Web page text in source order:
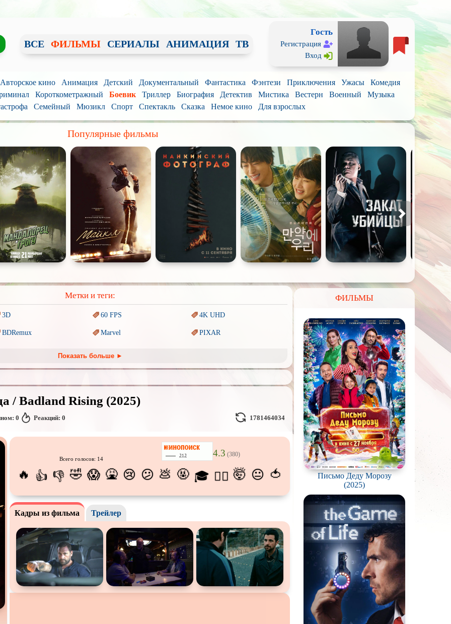
ВСЕ ФИЛЬМЫ СЕРИАЛЫ АНИМАЦИЯ ТВ
Гость
Регистрация
Вход
кино Анимация Детский Документальный Фантастика Фэнтези Приключения Ужасы
Комедия
Короткометражный Боевик Триллер Биография Детектив Мистика Вестерн Военный
Музыка
Семейный Мюзикл Спорт Спектакль Сказка Немое кино Для взрослых
Популярные фильмы
Метки и теги:
3D 60 FPS 4K UHD
BDRemux Marvel PIXAR
Антиутопия Врачи Гении
Киберпанк Коллекция Комикс
Наркотики Новогодние
Подростковая Призраки
Про богов Про богатых
Про ведьм Про викингов Про выживание
Про гонки Про деревню Про динозавров
Про животных Про зомби
Про космос Про любовь Про маньяков исерийных
убийц
Про оборотней Про пиратов Про подростков
Про роботов Про рыцарей Про самолёты
Про снайперов Про супергероев Про танки
Про тюрьму
Показать больше ►
/ Badland Rising (2025)
0 Реакций: 0 1781464034
Всего голосов: 14
4.3 (380)
🔥 👍 👎 🤣 😱 🤮 😢 😕 💩 🤬 🎓 😵‍💫 🤯 😐 🍅
Кадры из фильма Трейлер
ФИЛЬМЫ
Письмо Деду Морозу
(2025)